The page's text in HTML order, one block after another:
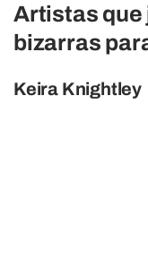
Artistas que
bizarras
Keira Knightley